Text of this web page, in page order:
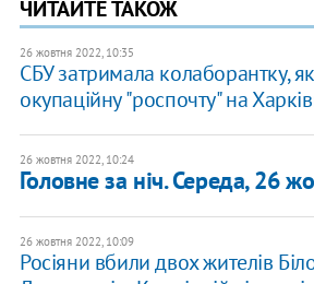
ЧИТАЙТЕ ТАКОЖ
26 жовтня 2022, 10:35
СБУ затримала колаборантку,
окупаційну "роспочту" на
26 жовтня 2022, 10:24
Головне за ніч. Середа, 26
26 жовтня 2022, 10:09
Росіяни вбили двох жителів